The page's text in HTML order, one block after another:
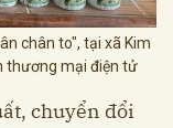
chân to", tại xã Kim
thương mại điện tử
chuyển đổi